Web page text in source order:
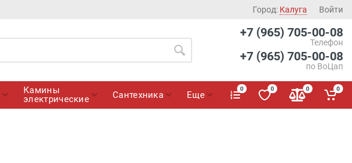
Город: Калуга Войти
+7 (965) 705-00-08
Телефон
+7 (965) 705-00-08
по ВоЦап
Камины
электрические
Сантехника Еще
0 0 0 0